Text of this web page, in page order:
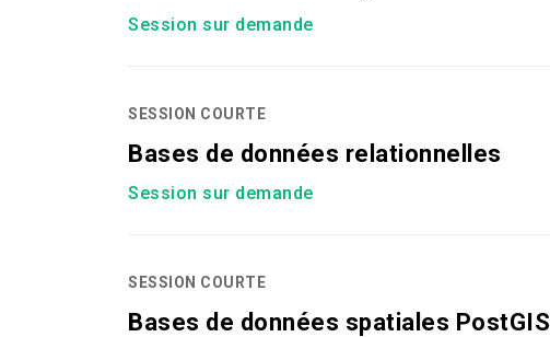
Session sur demande
SESSION COURTE
Bases de données relationnelles
Session sur demande
SESSION COURTE
Bases de données spatiales PostGIS